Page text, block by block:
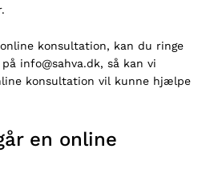
konsultation, kan du ringe
på info@sahva.dk, så kan vi
konsultation vil kunne hjælpe
en online